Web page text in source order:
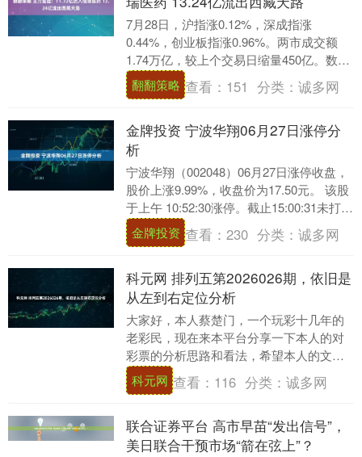
7月28日，沪指涨0.12%，深成指涨
0.44%，创业板指涨0.96%。两市成交额
1.74万亿，较上个交易日缩量450亿。数据
显示，今日大盘主力资金净流出219....
翻翻策略 查看： 151 分类：诚多网
金牌投资 宁波华翔06月27日涨停分
析
宁波华翔（002048）06月27日涨停收盘，
股价上涨9.99%，收盘价为17.50元。 该股
于上午 10:52:30涨停。截止15:00:31未打开
涨停，封住....
金牌投资 查看：230 分类：诚多网
科元网 排列五第2026026期，依旧是
从左到右定位分析
大家好，本人蔡楚门，一个玩彩十几年的
老彩民，现在来本平台分享一下本人的对
彩票的分析思路和看法，希望本人的文章
能够给你们带来灵感和好的运气，接下来
分析一下体彩排列....
科元网 查看： 116 分类：诚多网
联合证券平台 高市早苗“发出信号”，
美日联合干预市场“箭在弦上”？